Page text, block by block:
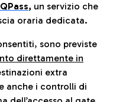
QPass, un servizio che
oraria dedicata.
sono previste
direttamente in
extra
anche i controlli di